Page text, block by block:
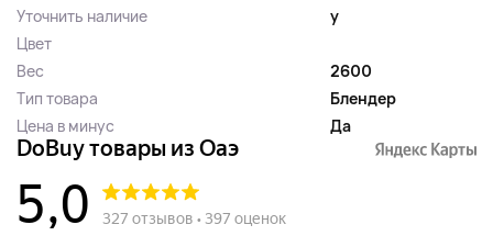
Уточнить наличие
y
Цвет
Вес
2600
Тип товара
Блендер
Цена в минус
Да